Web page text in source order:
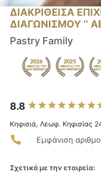
ΔΙΑΚΡΙΘΕΙΣΑ
ΔΙΑΓΩΝΙΣΜΟΥ ‘’
Pastry Family
8.8
Κηφισιά, Λεωφ. Κηφισίας
Εμφάνιση
Σχετικά με την εταιρεία: